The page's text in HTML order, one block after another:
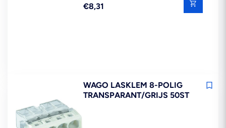
Reguliere
€8,31
WAGO LASKLEM 8-POLIG
TRANSPARANT/GRIJS 50ST